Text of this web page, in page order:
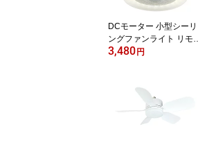
DCモーター 小型シーリ
ングファンライト リモコ
ン付 E26ソケット 引掛シ
ン3段 最大1000LM (静音
化・回転数の適正化、リ
モコン感度改善)(ファン
と照明は両方及び単独で
3,480円